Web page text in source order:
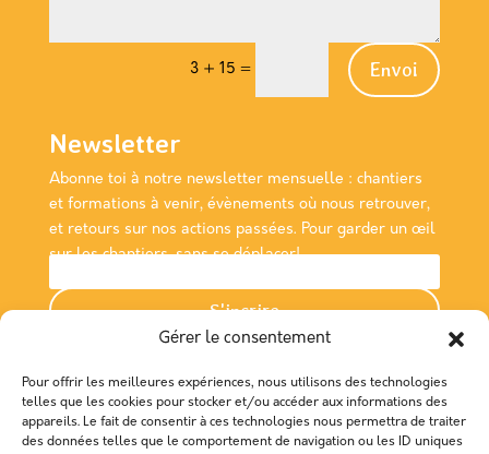
Gérer le consentement
Pour offrir les meilleures expériences, nous utilisons des technologies
telles que les cookies pour stocker et/ou accéder aux informations des
appareils. Le fait de consentir à ces technologies nous permettra de traiter
des données telles que le comportement de navigation ou les ID uniques
3 + 15 = Envoi
Newsletter
Abonne toi à notre newsletter mensuelle : chantiers
et formations à venir, évènements où nous retrouver,
et retours sur nos actions passées. Pour garder un œil
sur les chantiers, sans se déplacer!
S'incrire
Nous rencontrer
Association Empreinte